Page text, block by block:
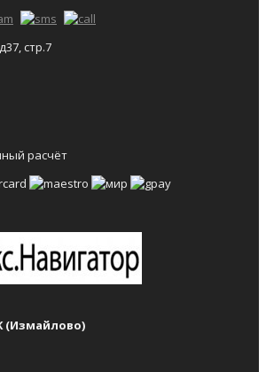
стр.7
расчёт
(Измайлово)